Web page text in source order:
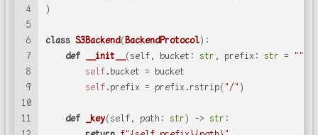
4
5
6
7
8
9
10
11
)
class S3Backend(BackendProtocol):
def
__init__ (self, bucket: str , prefix: str = ""
self.bucket = bucket
self.prefix = prefix.rstrip("/")
def _key(self, path: str) -> str :